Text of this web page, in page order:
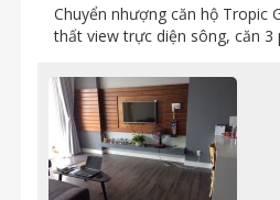
Chuyển nhượng căn hộ Tropic
thất view trực diện sông, căn